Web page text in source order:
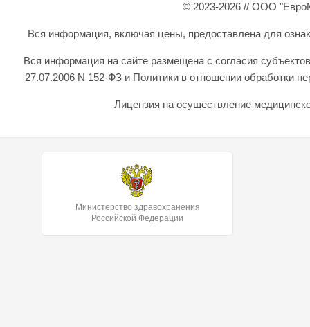
© 2023-2026 // ООО
Вся информация, включая цены, предоставлена для
Вся информация на сайте размещена с согласия
27.07.2006 N 152-ФЗ и Политики в отношении обработки
Лицензия на осуществление
Министерство здравохранения
Российской Федерации